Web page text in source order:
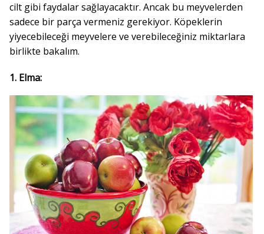
cilt gibi faydalar sağlayacaktır. Ancak bu meyvelerden
sadece bir parça vermeniz gerekiyor. Köpeklerin
yiyecebileceği meyvelere ve verebileceğiniz miktarlara
birlikte bakalım.
1. Elma: